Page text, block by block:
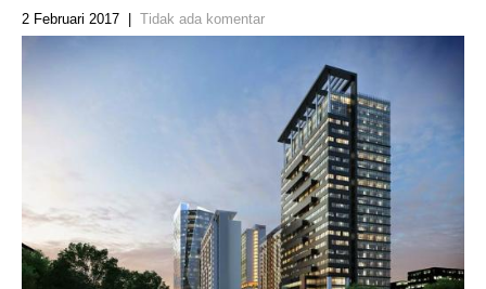
2 Februari 2017 Tidak ada komentar